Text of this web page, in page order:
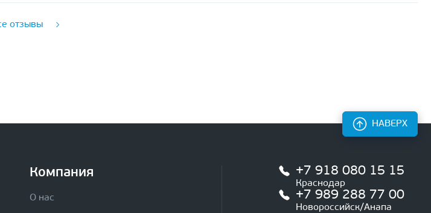
отзывы
Компания
О нас
+7 918 080 15 15
Краснодар
+7 989 288 77 00
Новороссийск/Анапа
НАВЕРХ